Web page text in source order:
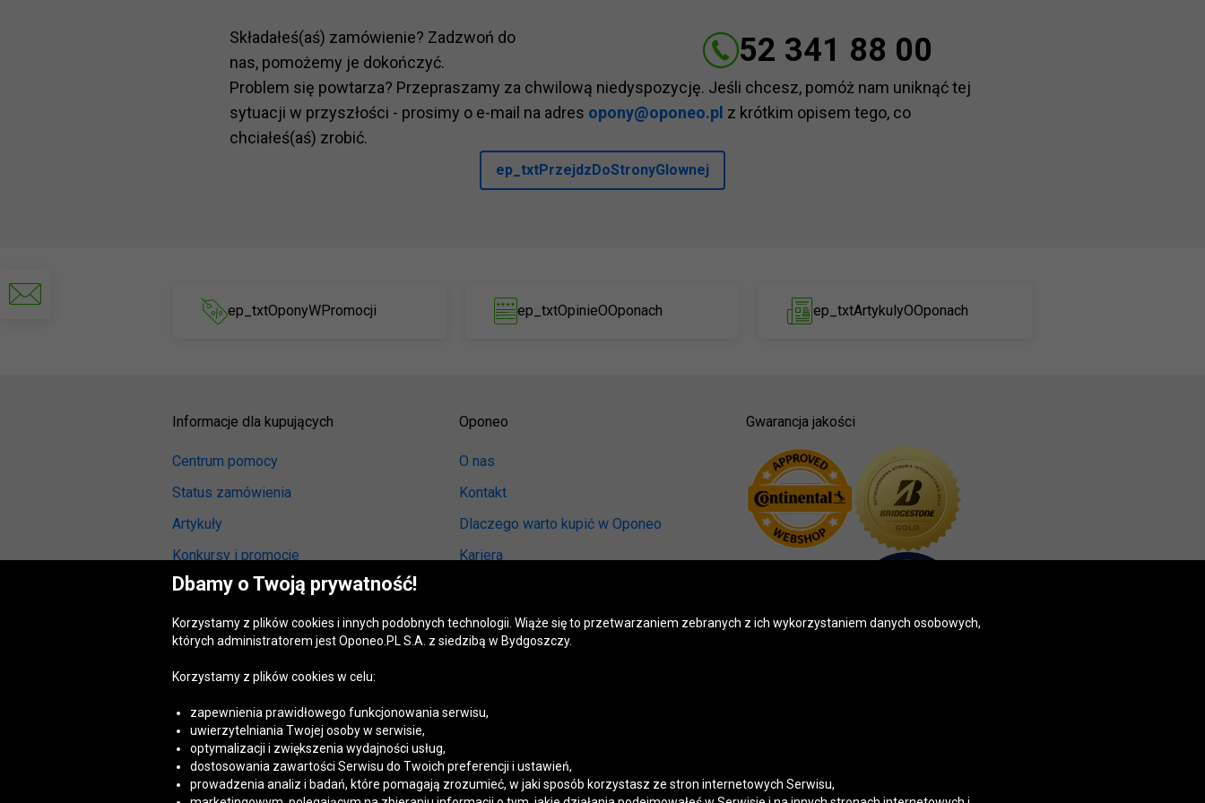
Składałeś(aś) zamówienie? Zadzwoń do
nas, pomożemy je dokończyć.
52 341 88 00
Problem się powtarza? Przepraszamy za chwilową niedyspozycję. Jeśli chcesz, pomóż nam uniknąć tej
sytuacji w przyszłości - prosimy o e-mail na adres opony@oponeo.pl z krótkim opisem tego, co
chciałeś(aś) zrobić.
ep_txtPrzejdzDoStronyGlownej
ep_txtOponyWPromocji ep_txtOpinieOOponach ep_txtArtykulyOOponach
Informacje dla kupujących
Centrum pomocy
Status zamówienia
Artykuły
Konkursy i promocje
Odstąpienie od umowy
Reklamacja gwarancyjna
Opinie o oponach
Akt o usługach cyfrowych(DSA)
Dostępność cyfrowa
Oponeo
O nas
Kontakt
Dlaczego warto kupić w Oponeo
Kariera
Biuro prasowe
Kręci nas recykling
Mapa fotoradarów
Ustawienia cookies
Gwarancja jakości
Dbamy o Twoją prywatność!
Korzystamy z plików cookies i innych podobnych technologii. Wiąże się to przetwarzaniem zebranych z ich wykorzystaniem danych osobowych,
których administratorem jest Oponeo.PL S.A. z siedzibą w Bydgoszczy.
Korzystamy z plików cookies w celu:
zapewnienia prawidłowego funkcjonowania serwisu,
uwierzytelniania Twojej osoby w serwisie,
optymalizacji i zwiększenia wydajności usług,
dostosowania zawartości Serwisu do Twoich preferencji i ustawień,
prowadzenia analiz i badań, które pomagają zrozumieć, w jaki sposób korzystasz ze stron internetowych Serwisu,